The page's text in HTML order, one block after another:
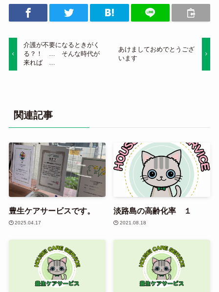
介護が不要になるときがく
る？！ … そんな時代が
来れば …
あけましておめでとうござ
います
関連記事
豊生ケアサービスです。
2025.04.17
淡路島の高齢化率 １
2021.08.18